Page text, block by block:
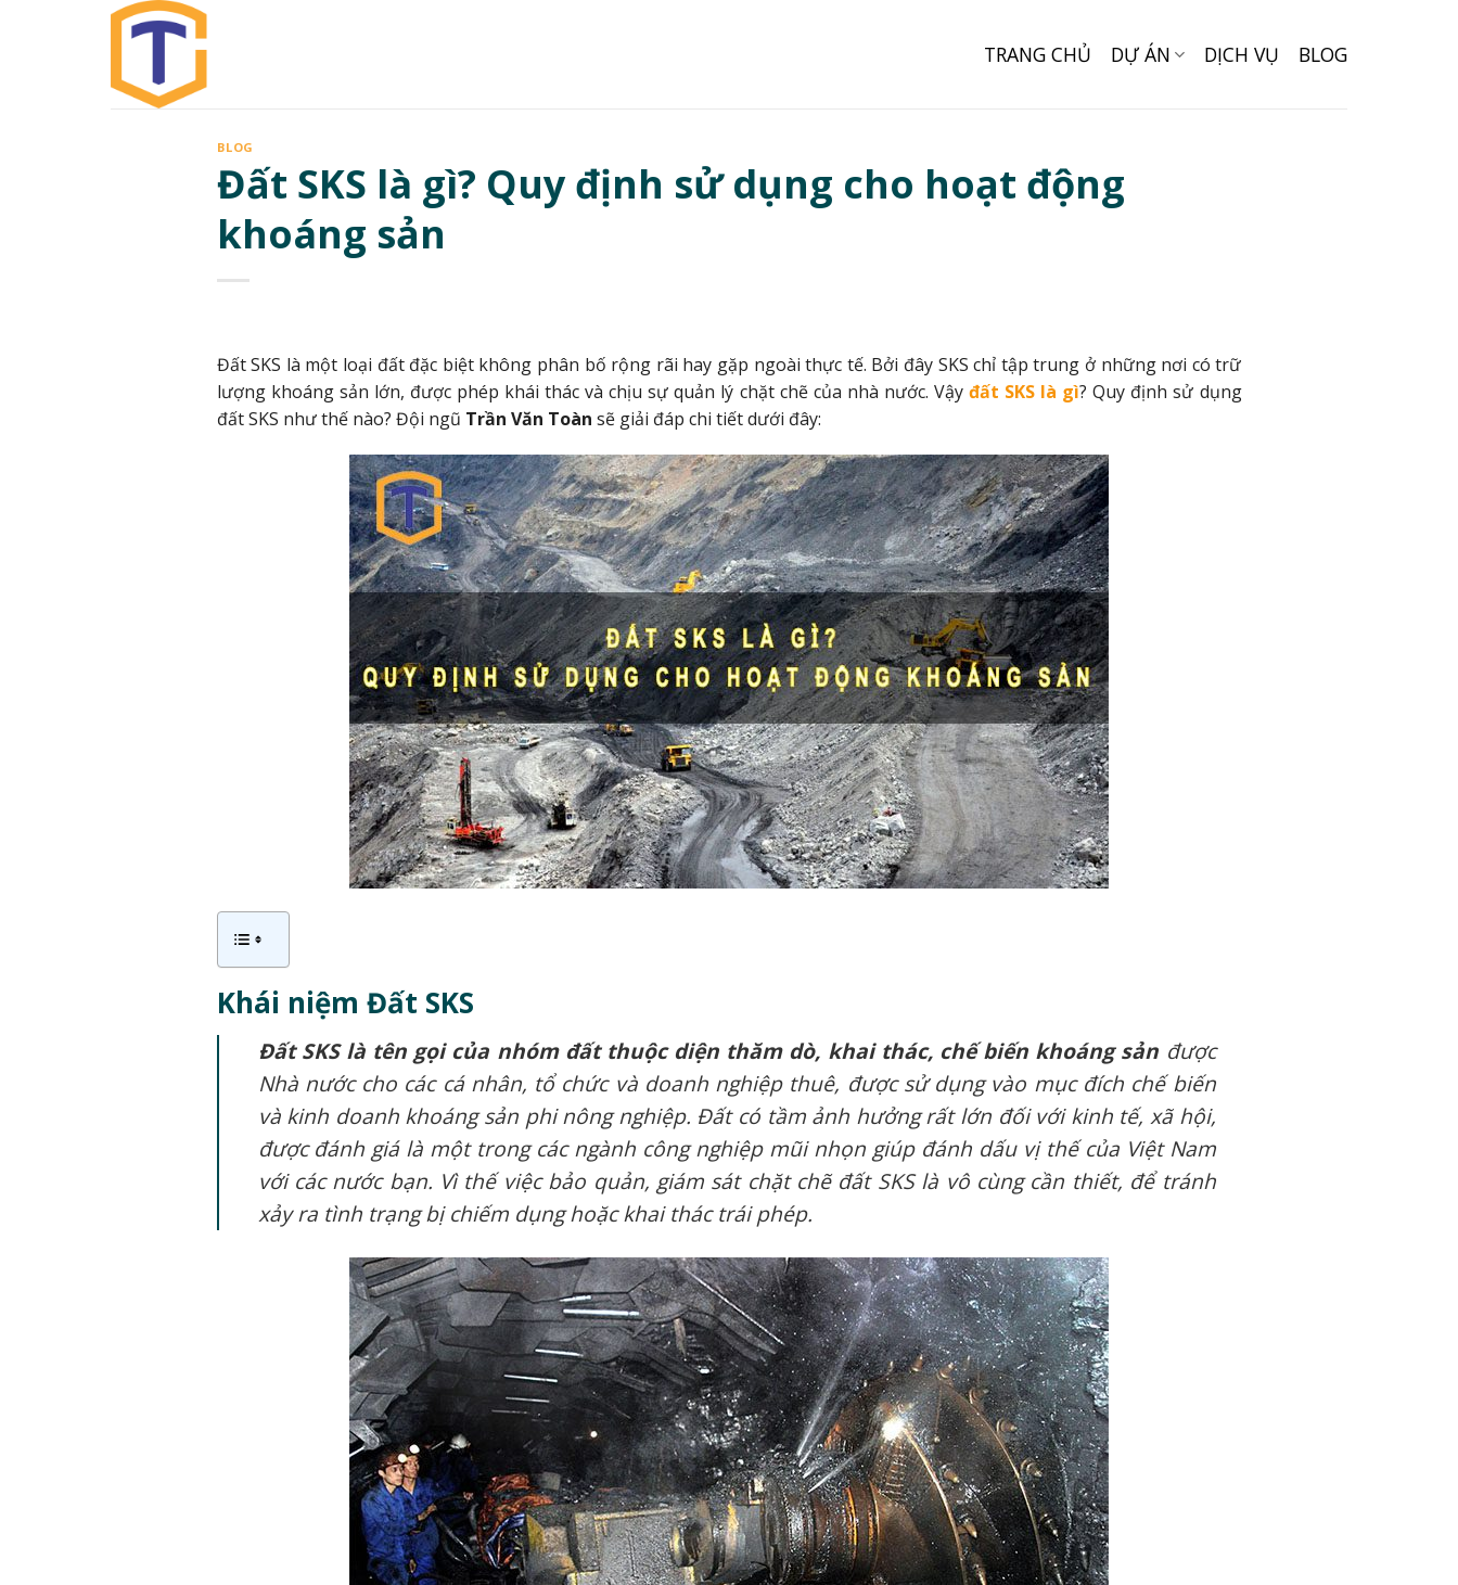
TRANG CHỦ DỰ ÁN DỊCH VỤ BLOG
BLOG
Đất SKS là gì? Quy định sử dụng cho hoạt động
khoáng sản
Đất SKS là một loại đất đặc biệt không phân bố rộng rãi hay gặp ngoài thực tế. Bởi đây SKS chỉ tập trung ở những nơi có trữ
lượng khoáng sản lớn, được phép khái thác và chịu sự quản lý chặt chẽ của nhà nước. Vậy đất SKS là gì? Quy định sử dụng
đất SKS như thế nào? Đội ngũ Trần Văn Toàn sẽ giải đáp chi tiết dưới đây:
Khái niệm Đất SKS
Đất SKSlà tên gọi của nhóm đất thuộc diện thăm dò, khai thác, chế biến khoáng sản được
Nhà nước cho các cá nhân, tổ chức và doanh nghiệp thuê, được sử dụng vào mục đích chế biến
và kinh doanh khoáng sản phi nông nghiệp. Đất có tầm ảnh hưởng rất lớn đối với kinh tế, xã hội,
được đánh giá là một trong các ngành công nghiệp mũi nhọn giúp đánh dấu vị thế của Việt Nam
với các nước bạn. Vì thế việc bảo quản, giám sát chặt chẽ đất SKS là vô cùng cần thiết, để tránh
xảy ra tình trạng bị chiếm dụng hoặc khai thác trái phép.